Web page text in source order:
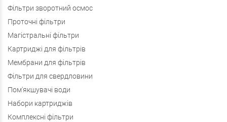
Фільтри зворотний осмос
Проточні фільтри
Магістральні фільтри
Картриджі для фільтрів
Мембрани для фільтрів
Фільтри для свердловини
Пом'якшувачі води
Набори картриджів
Комплексні фільтри